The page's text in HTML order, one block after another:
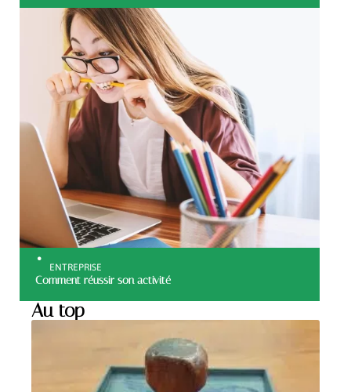
ENTREPRISE
Comment réussir son activité
Au top